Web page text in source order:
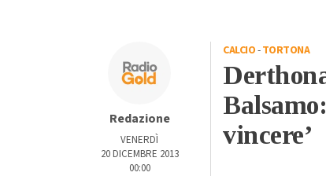
Redazione
VENERDÌ
20 DICEMBRE 2013
00:00
CALCIO-TORTONA
vincere’